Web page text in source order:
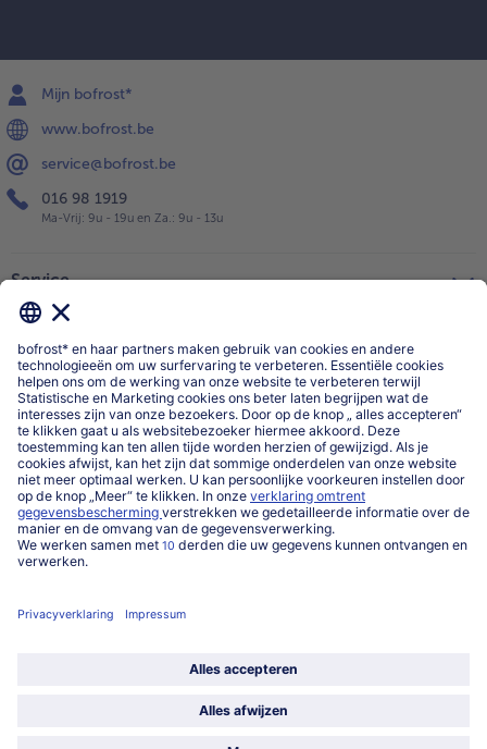
Mijn bofrost*
www.bofrost.be
service@bofrost.be
016 98 1919
Ma-Vrij: 9u - 19u en Za.: 9u - 13u
Service
Categorieën
Land / Taal selecteren